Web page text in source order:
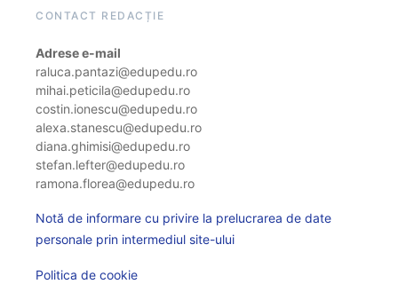
CONTACT REDACȚIE
Adrese e-mail
raluca.pantazi@edupedu.ro
mihai.peticila@edupedu.ro
costin.ionescu@edupedu.ro
alexa.stanescu@edupedu.ro
diana.ghimisi@edupedu.ro
stefan.lefter@edupedu.ro
ramona.florea@edupedu.ro
Notă de informare cu privire la prelucrarea de date
personale prin intermediul site-ului
Politica de cookie